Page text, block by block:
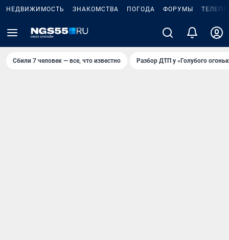
НЕДВИЖИМОСТЬ ЗНАКОМСТВА ПОГОДА ФОРУМЫ
Сбили 7 человек — все, что известно Разбор ДТП у «Голубого